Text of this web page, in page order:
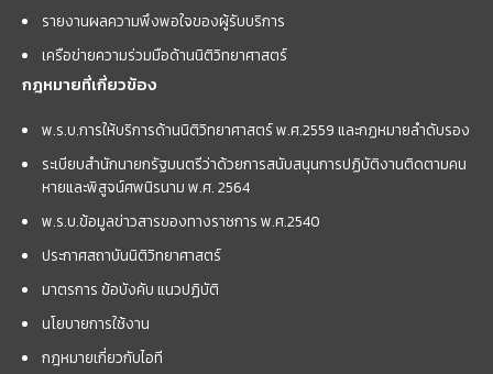
รายงานผลความพึงพอใจของผู้รับบริการ
เครือข่ายความร่วมมือด้านนิติวิทยาศาสตร์
กฎหมายที่เกี่ยวข้อง
พ.ร.บ.การให้บริการด้านนิติวิทยาศาสตร์ พ.ศ.2559 และกฏหมายลำดับรอง
ระเบียบสำนักนายกรัฐมนตรีว่าด้วยการสนับสนุนการปฏิบัติงานติดตามคน
หายและพิสูจน์ศพนิรนาม พ.ศ. 2564
พ.ร.บ.ข้อมูลข่าวสารของทางราชการ พ.ศ.2540
ประกาศสถาบันนิติวิทยาศาสตร์
มาตรการ ข้อบังคับ แนวปฏิบัติ
นโยบายการใช้งาน
กฎหมายเกี่ยวกับไอที